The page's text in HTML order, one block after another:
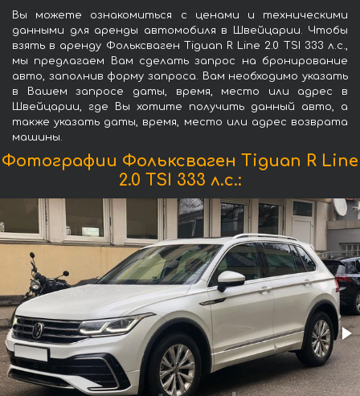
Вы можете ознакомиться с ценами и техническими
данными для аренды автомобиля в Швейцарии. Чтобы
взять в аренду Фольксваген Tiguan R Line 2.0 TSI 333 л.с.,
мы предлагаем Вам сделать запрос на бронирование
авто, заполнив форму запроса. Вам необходимо указать
в Вашем запросе даты, время, место или адрес в
Швейцарии, где Вы хотите получить данный авто, а
также указать даты, время, место или адрес возврата
машины.
Фотографии Фольксваген Tiguan R Line
2.0 TSI 333 л.с.: